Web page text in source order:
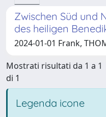
Zwischen Süd und
des heiligen
2024-01-01 Frank,
Mostrati risultati da 1 a 1
di 1
Legenda icone